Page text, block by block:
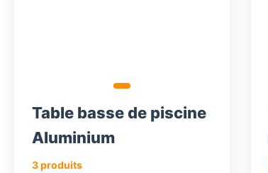
Table basse de piscine
Aluminium
3 produits